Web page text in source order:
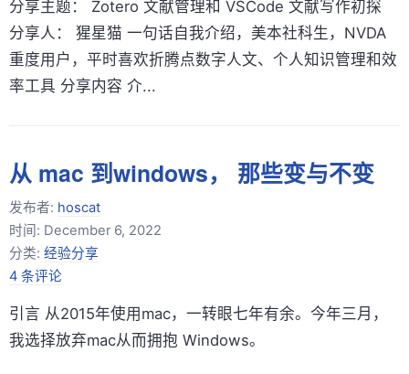
分享主题： Zotero 文献管理和 VSCode 文献写作初探
分享人： 猩星猫 一句话自我介绍，美本社科生，NVDA
重度用户，平时喜欢折腾点数字人文、个人知识管理和效
率工具 分享内容 介...
从 mac 到windows， 那些变与不变
发布者: hoscat
时间: December 6, 2022
分类: 经验分享
4 条评论
引言 从2015年使用mac，一转眼七年有余。今年三月，
我选择放弃mac从而拥抱 Windows。